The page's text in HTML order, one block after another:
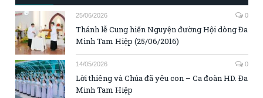
25/06/2026 0
Thánh lễ Cung hiến Nguyện đường Hội dòng Đa
Minh Tam Hiệp (25/06/2016)
14/05/2026 0
Lời thiêng và Chúa đã yêu con – Ca đoàn HD. Đa
Minh Tam Hiệp